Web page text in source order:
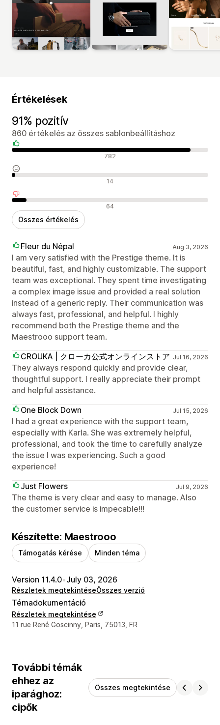
Értékelések
91% pozitív
860 értékelés az összes sablonbeállításhoz
782
14
64
Összes értékelés
Fleur du Népal Aug 3, 2026
I am very satisfied with the Prestige theme. It is
beautiful, fast, and highly customizable. The support
team was exceptional. They spent time investigating
a complex image issue and provided a real solution
instead of a generic reply. Their communication was
always fast, professional, and helpful. I highly
recommend both the Prestige theme and the
Maestrooo support team.
CROUKA | クローカ公式オンラインストア Jul 16, 2026
They always respond quickly and provide clear,
thoughtful support. I really appreciate their prompt
and helpful assistance.
One Block Down
Jul 15, 2026
I had a great experience with the support team,
especially with Karla. She was extremely helpful,
professional, and took the time to carefully analyze
the issue I was experiencing. Such a good
experience!
Just Flowers
Jul 9, 2026
The theme is very clear and easy to manage. Also
the customer service is impecable!!!
Készítette: Maestrooo
Támogatás kérése Minden téma
Version 11.4.0•July 03, 2026
Részletek megtekintéseÖsszes verzió
Témadokumentáció
Részletek megtekintése
Dizájner kapcsolattartási adatai
11 rue René Goscinny, Paris, 75013, FR
További témák
ehhez az
iparághoz:
cipők
Összes megtekintése